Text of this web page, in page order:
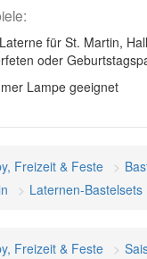
für St. Martin,
oder
Lampe geeignet
Freizeit & Feste
Laternen-Bastelsets
Freizeit & Feste